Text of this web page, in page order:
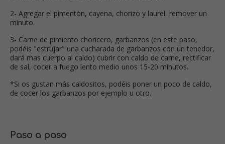
2- Agregar el pimentón, cayena, chorizo y laurel, remover un
minuto.
3- Carne de pimiento choricero, garbanzos (en este paso,
podéis "estrujar" una cucharada de garbanzos con un tenedor,
dará mas cuerpo al caldo) cubrir con caldo de carne, rectificar
de sal, cocer a fuego lento medio unos 15-20 minutos.
*Si os gustan más caldositos, podéis poner un poco de caldo,
de cocer los garbanzos por ejemplo u otro.
Paso a paso